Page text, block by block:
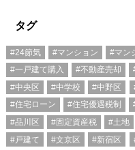
タグ
#24節気 #マンション #マン
#一戸建て購入
#不動産売却
#中央区
#中学校 #中野区
#住宅ローン
#住宅優遇税制
#品川区
#固定資産税 #土地
#戸建て
#文京区 #新宿区